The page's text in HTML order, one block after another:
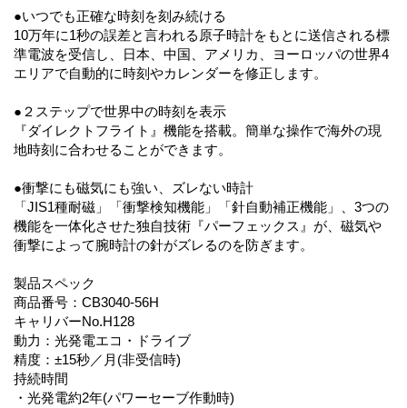
●いつでも正確な時刻を刻み続ける
10万年に1秒の誤差と言われる原子時計をもとに送信される標
準電波を受信し、日本、中国、アメリカ、ヨーロッパの世界4
エリアで自動的に時刻やカレンダーを修正します。
●２ステップで世界中の時刻を表示
『ダイレクトフライト』機能を搭載。簡単な操作で海外の現
地時刻に合わせることができます。
●衝撃にも磁気にも強い、ズレない時計
「JIS1種耐磁」「衝撃検知機能」「針自動補正機能」、3つの
機能を一体化させた独自技術『パーフェックス』が、磁気や
衝撃によって腕時計の針がズレるのを防ぎます。
製品スペック
商品番号：CB3040-56H
キャリバーNo.H128
動力：光発電エコ・ドライブ
精度：±15秒／月(非受信時)
持続時間
・光発電約2年(パワーセーブ作動時)